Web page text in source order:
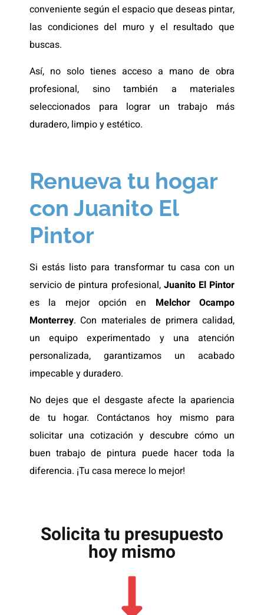
conveniente según el espacio que deseas pintar,
las condiciones del muro y el resultado que
buscas.
Así, no solo tienes acceso a mano de obra
profesional, sino también a materiales
seleccionados para lograr un trabajo más
duradero, limpio y estético.
Renueva tu hogar
con Juanito El
Pintor
Si estás listo para transformar tu casa con un
servicio de pintura profesional, Juanito El Pintor
es la mejor opción en Melchor Ocampo
Monterrey. Con materiales de primera calidad,
un equipo experimentado y una atención
personalizada, garantizamos un acabado
impecable y duradero.
No dejes que el desgaste afecte la apariencia
de tu hogar. Contáctanos hoy mismo para
solicitar una cotización y descubre cómo un
buen trabajo de pintura puede hacer toda la
diferencia. ¡Tu casa merece lo mejor!
Solicita tu presupuesto
hoy mismo